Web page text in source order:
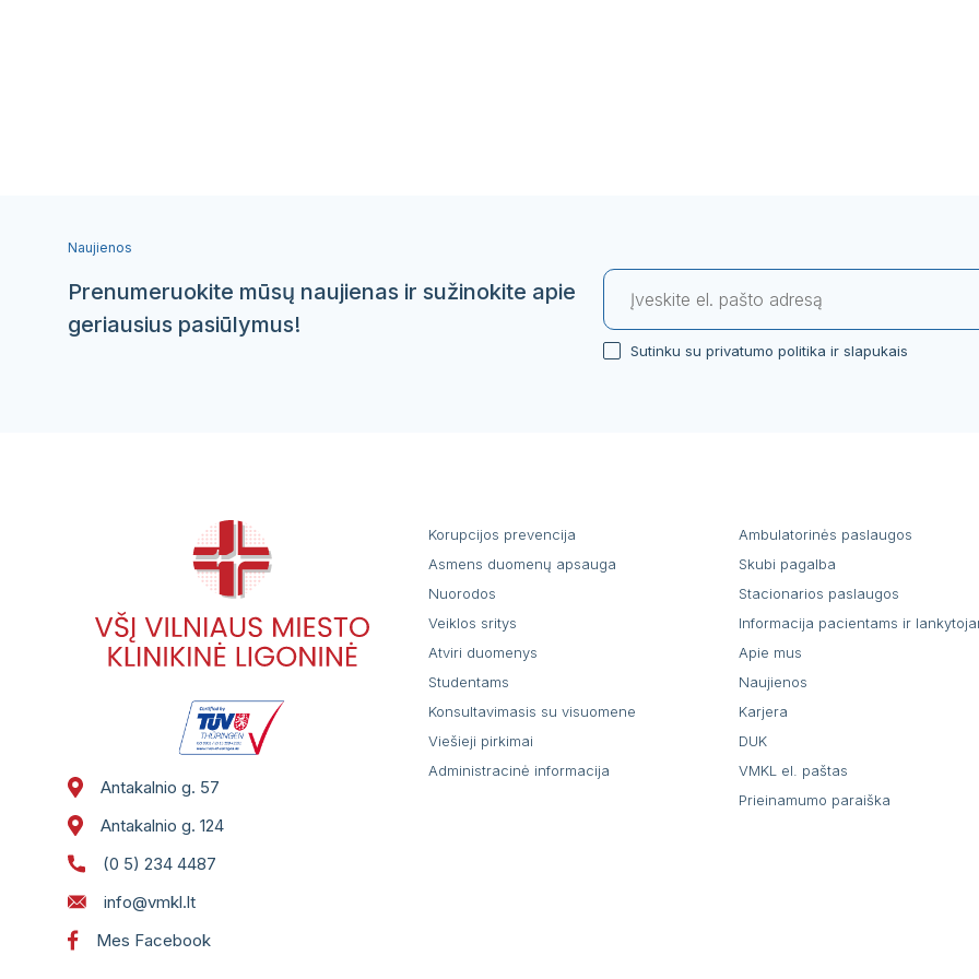
Naujienos
Prenumeruokite mūsų naujienas ir sužinokite apie
geriausius pasiūlymus!
Sutinku su privatumo politika ir slapukais
Antakalnio g. 57
Antakalnio g. 124
(0 5) 234 4487
info@vmkl.lt
Mes Facebook
Korupcijos prevencija
Asmens duomenų apsauga
Nuorodos
Veiklos sritys
Atviri duomenys
Studentams
Konsultavimasis su visuomene
Viešieji pirkimai
Administracinė informacija
Ambulatorinės paslaugos
Skubi pagalba
Stacionarios paslaugos
Informacija pacientams ir
Apie mus
Naujienos
Karjera
DUK
VMKL el. paštas
Prieinamumo paraiška